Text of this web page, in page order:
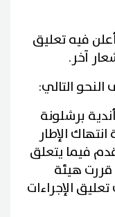
أعلن فيه تعليق
آخر.
النحو التالي:
برشلونة
الإطار
فيما يتعلق
هيئة
تعليق الإجراءات